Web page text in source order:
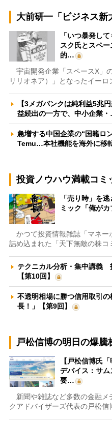
大前研一「ビジネス新
「いつ暴発し
スク氏とスペ
的…
宇宙開発企業「スペースX」
リリオネア）」となったイーロ
【3メガバンクは純利益5兆
益続出の一方で、中小企業
急増する中国企業の“国籍ロ
Temu…本社機能を海外に移
投資ノウハウ満載コミ
「売り時」を
ミック「俺がカ
かつて投資情報雑誌「マネー
詰め込まれた「天下無敵の株コ
テクニカル分析・集中講義
【第10回】
不透明相場に勝つ信用取引
長！」【第9回】
戸松信博の明日の爆騰
【戸松信博氏
デバイス：サ
要…
新聞や雑誌など多数の金融メ
クアドバイザーズ代表の戸松信